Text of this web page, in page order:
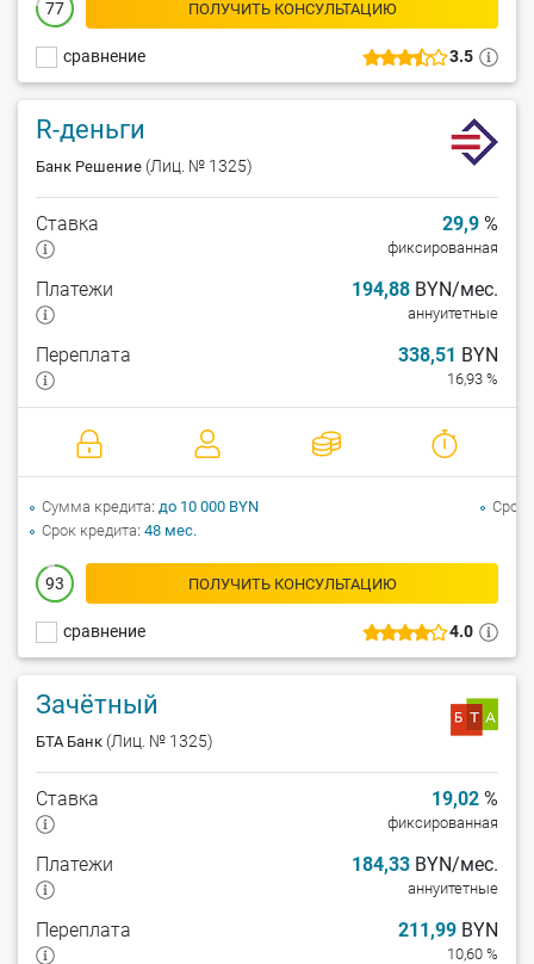
3.5
сравнение
77 ПОЛУЧИТЬ КОНСУЛЬТАЦИЮ
R-деньги
Банк Решение (Лиц. № 1325)
4.0
сравнение
Ставка 29,9 %
фиксированная
Платежи 194,88 BYN/мес.
аннуитетные
Переплата 338,51 BYN
16,93 %
93 ПОЛУЧИТЬ КОНСУЛЬТАЦИЮ
Сумма кредита до 10 000 BYN
Срок кредита 48 мес.
Срок
Зачётный
БТА Банк (Лиц. № 1325)
Ставка 19,02 %
фиксированная
Платежи 184,33 BYN/мес.
аннуитетные
Переплата 211,99 BYN
10,60 %